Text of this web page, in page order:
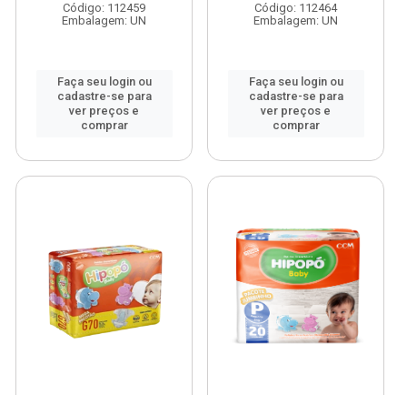
Código: 112459
Embalagem: UN
Faça seu login ou
cadastre-se para
ver preços e
comprar
Código: 112464
Embalagem: UN
Faça seu login ou
cadastre-se para
ver preços e
comprar